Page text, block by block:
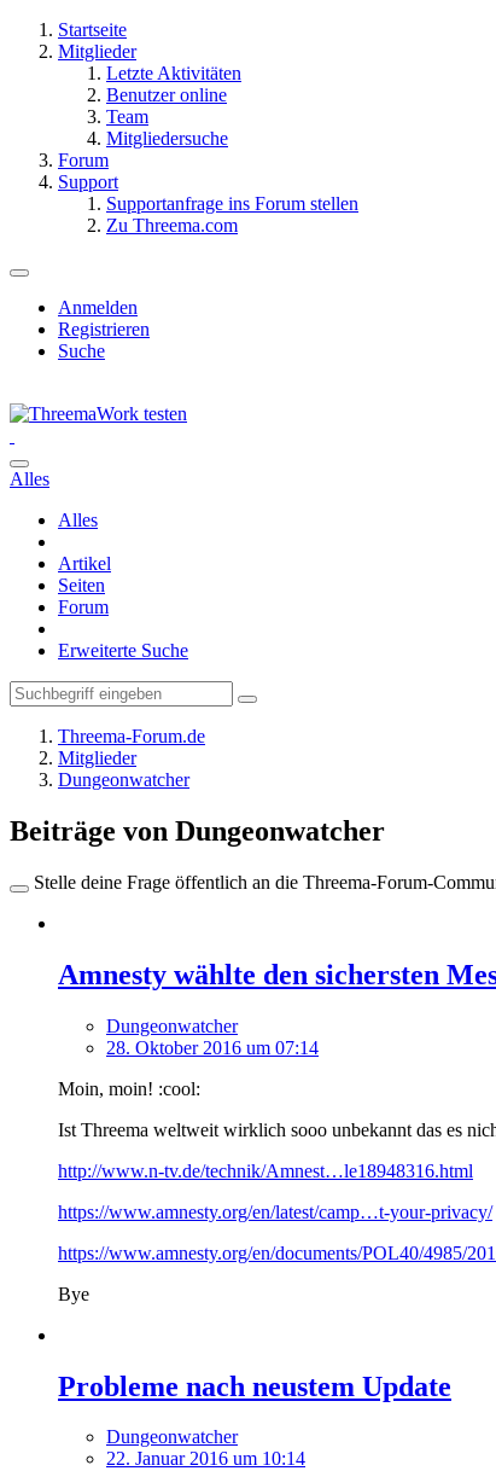
Startseite
Mitglieder
Letzte Aktivitäten
Benutzer online
Team
Mitgliedersuche
Forum
Support
Supportanfrage ins Forum stellen
Zu Threema.com
Anmelden
Registrieren
Suche
Alles
Alles
Artikel
Seiten
Forum
Erweiterte Suche
Threema-Forum.de
Mitglieder
Dungeonwatcher
Beiträge von Dungeonwatcher
Stelle deine Frage öffentlich an die Threema-Forum-
Amnesty wählte den sichersten
Dungeonwatcher
28. Oktober 2016 um 07:14
Moin, moin! :cool:
Ist Threema weltweit wirklich sooo unbekannt das es
http://www.n-tv.de/technik/Amnest…le18948316.html
https://www.amnesty.org/en/latest/camp…t-your-privacy/
https://www.amnesty.org/en/documents/POL40/4985/
Bye
Probleme nach neustem Update
Dungeonwatcher
22. Januar 2016 um 10:14